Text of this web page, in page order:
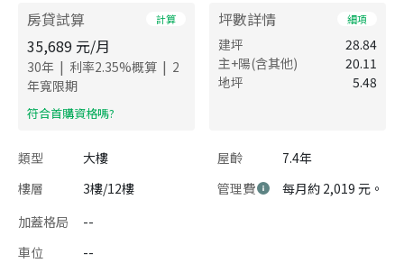
房貸試算 計算
35,689 元/月
30年 | 利率2.35%概算 | 2
年寬限期
​符合首購資格嗎?
坪數詳情 細項
建坪
28.84
主+陽(含其他)
20.11
地坪
5.48
類型 大樓 屋齡
7.4年
樓層
3樓/12樓 管理費
每月約 2,019 元。
加蓋格局
--
車位
--